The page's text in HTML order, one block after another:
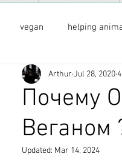
vegan helping
personal development
geography
Почему
Веганом
Arthur Jul 28, 2020
Updated: Mar 14, 2024